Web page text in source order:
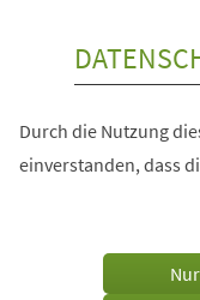
Durch die Nutzung
einverstanden, dass